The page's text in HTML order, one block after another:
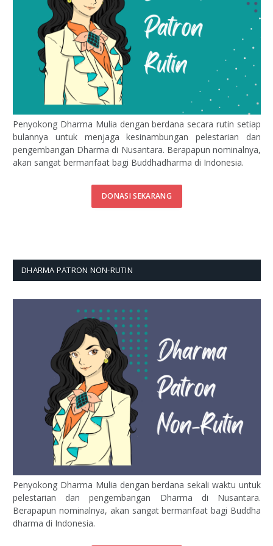
Penyokong Dharma Mulia dengan berdana secara rutin setiap
bulannya untuk menjaga kesinambungan pelestarian dan
pengembangan Dharma di Nusantara. Berapapun nominalnya,
akan sangat bermanfaat bagi Buddhadharma di Indonesia.
DONASI SEKARANG
DHARMA PATRON NON-RUTIN
Penyokong Dharma Mulia dengan berdana sekali waktu untuk
pelestarian dan pengembangan Dharma di Nusantara.
Berapapun nominalnya, akan sangat bermanfaat bagi Buddha
dharma di Indonesia.